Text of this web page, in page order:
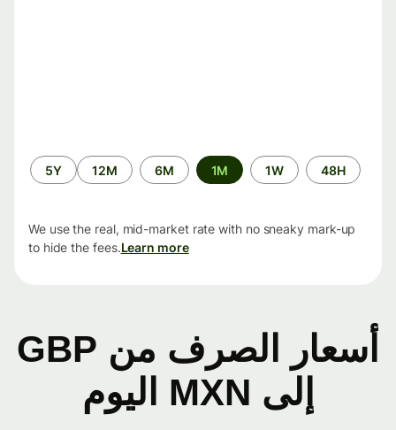
الفترة
الزمنية
48H
1W
1M
6M
12M
5Y
We use the real, mid-market rate with no sneaky mark-up
to hide the fees.Learn more
أسعار الصرف من GBP
إلى MXN اليوم